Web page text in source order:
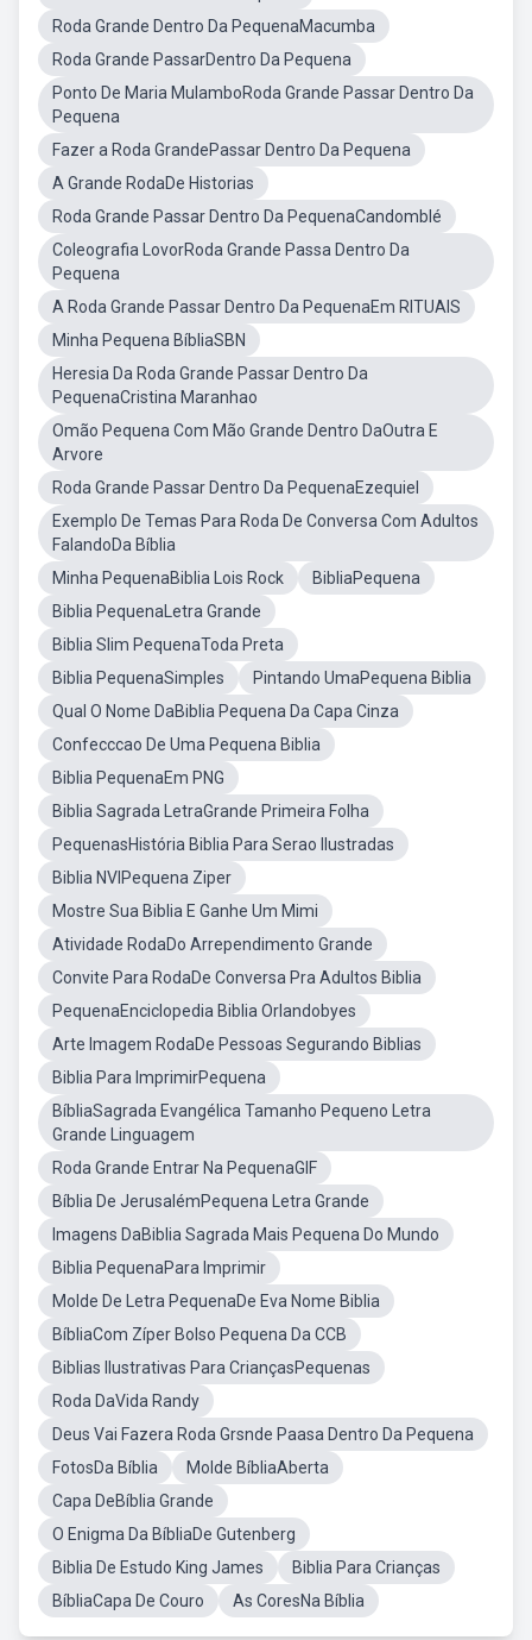
Roda Grande Dentro Da PequenaMacumba
Roda Grande PassarDentro Da Pequena
Ponto De Maria MulamboRoda Grande Passar Dentro Da
Pequena
Fazer a Roda GrandePassar Dentro Da Pequena
A Grande RodaDe Historias
Roda Grande Passar Dentro Da PequenaCandomblé
Coleografia LovorRoda Grande Passa Dentro Da
Pequena
A Roda Grande Passar Dentro Da PequenaEm RITUAIS
Minha Pequena BíbliaSBN
Heresia Da Roda Grande Passar Dentro Da
PequenaCristina Maranhao
Omão Pequena Com Mão Grande Dentro DaOutra E
Arvore
Roda Grande Passar Dentro Da PequenaEzequiel
Exemplo De Temas Para Roda De Conversa Com Adultos
FalandoDa Bíblia
Minha PequenaBiblia Lois Rock
BibliaPequena
Biblia PequenaLetra Grande
Biblia Slim PequenaToda Preta
Biblia PequenaSimples
Pintando UmaPequena Biblia
Qual O Nome DaBiblia Pequena Da Capa Cinza
Confecccao De Uma Pequena Biblia
Biblia PequenaEm PNG
Biblia Sagrada LetraGrande Primeira Folha
PequenasHistória Biblia Para Serao Ilustradas
Biblia NVIPequena Ziper
Mostre Sua Biblia E Ganhe Um Mimi
Atividade RodaDo Arrependimento Grande
Convite Para RodaDe Conversa Pra Adultos Biblia
PequenaEnciclopedia Biblia Orlandobyes
Arte Imagem RodaDe Pessoas Segurando Biblias
Biblia Para ImprimirPequena
BíbliaSagrada Evangélica Tamanho Pequeno Letra
Grande Linguagem
Roda Grande Entrar Na PequenaGIF
Bíblia De JerusalémPequena Letra Grande
Imagens DaBiblia Sagrada Mais Pequena Do Mundo
Biblia PequenaPara Imprimir
Molde De Letra PequenaDe Eva Nome Biblia
BíbliaCom Zíper Bolso Pequena Da CCB
Biblias Ilustrativas Para CriançasPequenas
Roda DaVida Randy
Deus Vai Fazera Roda Grsnde Paasa Dentro Da Pequena
FotosDa Bíblia
Molde BíbliaAberta
Capa DeBíblia Grande
O Enigma Da BíbliaDe Gutenberg
Biblia De Estudo King James
Biblia Para Crianças
BíbliaCapa De Couro
As CoresNa Bíblia